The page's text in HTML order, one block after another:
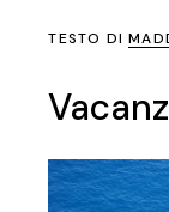
TESTO DI